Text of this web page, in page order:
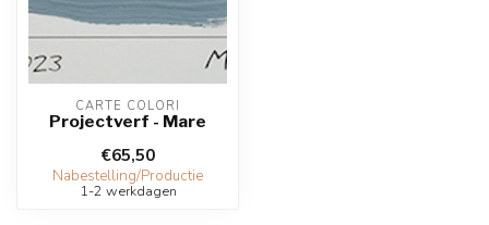
CARTE COLORI
Projectverf - Mare
€65,50
Nabestelling/Productie
1-2 werkdagen